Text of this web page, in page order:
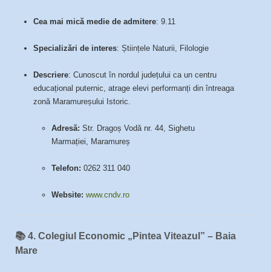
Cea mai mică medie de admitere: 9.11
Specializări de interes: Științele Naturii, Filologie
Descriere: Cunoscut în nordul județului ca un centru
educațional puternic, atrage elevi performanți din întreaga
zonă Maramureșului Istoric.
Adresă: Str. Dragoș Vodă nr. 44, Sighetu
Marmației, Maramureș
Telefon: 0262 311 040
Website: www.cndv.ro
📚4. Colegiul Economic „Pintea Viteazul” – Baia
Mare